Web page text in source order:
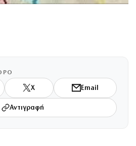
X Email
Αντιγραφή